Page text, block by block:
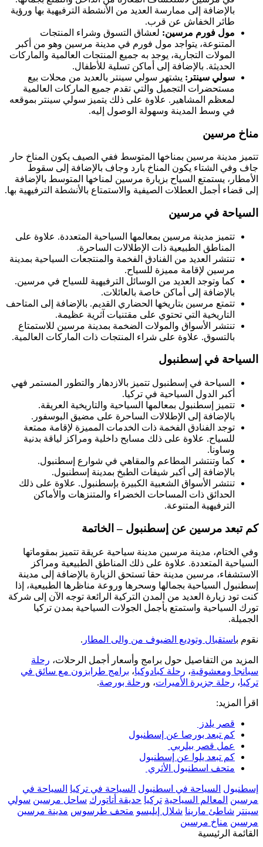
بالإضافة إلى ممارسة العديد من الأنشطة الترفيهية بها ورؤية
طائر الخفاش عن قرب.
مول فورم مرسين: لعشاق التسوق وشراء المنتجات
المتنوعة، يتواجد مول فورم في مدينة مرسين وهو من أكبر
المولات التجارية، يوجد به جميع المنتجات العالمية والماركات
الحديثة. بالإضافة إلى أماكن تسلية للأطفال.
سولي سينتر: يشتهر سولي سينتر بالعديد من محلات بيع
مستحضرات التجميل والتي تقدم جميع الماركات العالمية
لمعظم المشاهير. علاوة على ذلك يتميز سولي سينتر بموقعه
في وسط المدينة وسهولة الوصول إليه.
مناخ مرسين
تتميز مدينة مرسين بمناخها المتوسط ففي الصيف يكون المناخ حار
جاف وفي الشتاء يكون المناخ بارد وجاف بالإضافة إلى سقوط
الأمطار، يستمتع السياح بزيارة مرسين لمناخها المتوسط بالإضافة
إلى قضاء أجمل العطلات الصيفية والاستمتاع بالأنشطة الترفيهية بها.
السياحة في مرسين
تتميز مدينة مرسين بمعالمها السياحية المتعددة. علاوة على
المناطق الطبيعية ذات الإطلالات الساحرة.
تنتشر العديد من الفنادق الفخمة والمنتجعات السياحية بمدينة
مرسين لإقامة مميزة للسياح.
كما وتوجد العديد من الوسائل الترفيهية للسياح في مرسين.
بالإضافة إلى أماكن خاصة بالعائلات.
تتمتع مرسين بتاريخها الحضاري القديم. بالإضافة إلى المتاحف
التاريخية التي تحتوي على مقتنيات آثرية عظيمة.
تنتشر الأسواق والمولات الضخمة بمدينة مرسين للاستمتاع
بالتسوق. علاوة على شراء المنتجات ذات الماركات العالمية.
السياحة في إسطنبول
السياحة في إسطنبول تتميز بالازدهار والتطور المستمر فهي
أكبر الدول السياحية في تركيا.
تتميز إسطنبول بمعالمها السياحية والتاريخية العريقة.
بالإضافة إلى الإطلالات الساحرة على مضيق البوسفور.
توجد الفنادق الفخمة ذات الخدمات المميزة لإقامة ممتعة
للسياح. علاوة على ذلك مسابح داخلية ومراكز لياقة بدنية
وساونا.
كما وتنتشر المطاعم والمقاهي في شوارع إسطنبول.
بالإضافة إلى أكبر شيفات الطبخ بمدينة إسطنبول.
تنتشر الأسواق الشعبية الكبيرة بإسطنبول. علاوة على ذلك
الحدائق ذات المساحات الخضراء والمتنزهات والأماكن
الترفيهية المتنوعة.
كم تبعد مرسين عن إسطنبول – الخاتمة
وفي الختام، مدينة مرسين مدينة سياحية عريقة تتميز بمقوماتها
السياحية المتعددة. علاوة على ذلك المناطق الطبيعية ومراكز
الاستشفاء، مرسين مدينة حقا تستحق الزيارة بالإضافة إلى مدينة
إسطنبول السياحية بجمالها وسحرها وروعة مناظرها الطبيعية، إذا
كنت تود زيارة العديد من المدن التركية الرائعة توجه الآن إلى شركة
تورك السياحية واستمتع بأجمل الجولات السياحية بمدن تركيا
الجميلة.
نقوم باستقبال وتوديع الضيوف من والى المطار .
المزيد من التفاصيل حول برامج وأسعار أجمل الرحلات، رحلة
سبانجا ومعشوقية، رحلة كبادوكيا، برامج طرابزون مع سائق في
تركيا، رحلة جزيرة الأميرات، ورحلة بورصة.
اقرأ المزيد:
قصر يلدز
كم تبعد بورصا عن إسطنبول
عمل قصر بيلربي
كم تبعد يلوا عن إسطنبول
متحف اسطنبول الأثري
إسطنبول السياحة في اسطنبول السياحة في تركيا السياحة في
مرسين المعالم السياحية تركيا حديقة أتاتورك ساحل مرسين سولي
سينتر شاطئ مارينا شلال إيليسو متحف طرسوس مدينة مرسين
مرسين مناخ مرسين
القائمة الرئيسية